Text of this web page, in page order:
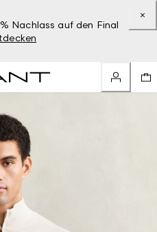
Nachlass auf den Final